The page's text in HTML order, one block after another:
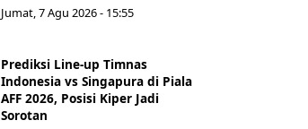
Jumat, 7 Agu 2026 - 15:55
Prediksi Line-up Timnas
Indonesia vs Singapura di Piala
AFF 2026, Posisi Kiper Jadi
Sorotan